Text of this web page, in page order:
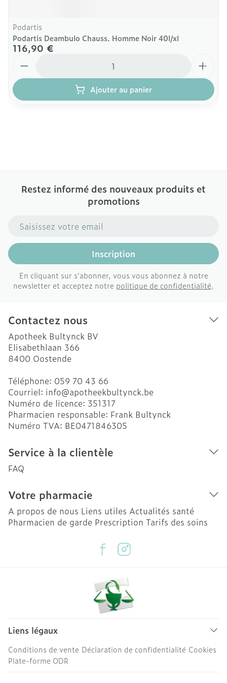
Podartis
Podartis Deambulo Chauss. Homme Noir 40l/xl
116,90 €
Ajouter au panier
Restez informé des nouveaux produits et
promotions
Adresse mail
Inscription
En cliquant sur s'abonner, vous vous abonnez à notre
newsletter et acceptez notre politique de confidentialité.
Contactez nous
Apotheek Bultynck BV
Elisabethlaan 366
8400 Oostende
Téléphone: 059 70 43 66
Courriel: info@apotheekbultynck.be
Numéro de licence: 351317
Pharmacien responsable: Frank Bultynck
Numéro TVA: BE0471846305
Service à la clientèle
FAQ
Votre pharmacie
A propos de nous Liens utiles Actualités santé
Pharmacien de garde Prescription Tarifs des soins
Liens légaux
Conditions de vente Déclaration de confidentialité Cookies
Plate-forme ODR